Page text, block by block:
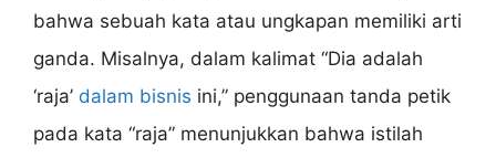
bahwa sebuah kata atau ungkapan memiliki arti
ganda. Misalnya, dalam kalimat “Dia adalah
‘raja’ dalam bisnis ini,” penggunaan tanda petik
pada kata “raja” menunjukkan bahwa istilah